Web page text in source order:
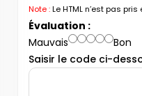
Note :Le HTML n’est pas
Évaluation :
Mauvais
Bon
Saisir le code ci-